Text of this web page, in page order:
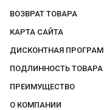
ВОЗВРАТ ТОВАРА
КАРТА САЙТА
ДИСКОНТНАЯ
ПОДЛИННОСТЬ ТОВАРА
ПРЕИМУЩЕСТВО
О КОМПАНИИ